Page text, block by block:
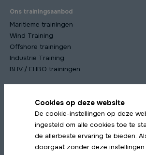
Ons trainingsaanbod
Maritieme trainingen
Wind Training
Offshore trainingen
Industrie Training
BHV / EHBO trainingen
Meest gekozen trainingen
STCW Scheepsmanagement cursus
STCW Medische Training
STCW Profiency in Survival Craft Herhaling
Cookies op deze website
De cookie-instellingen op deze
ingesteld om alle cookies toe te
de allerbeste ervaring te bieden.
doorgaat zonder deze instellingen